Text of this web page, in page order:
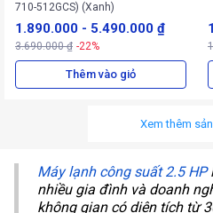
710-512GCS) (Xanh)
1.890.000 - 5.490.000 ₫
3.690.000 ₫ -22%
Thêm vào giỏ
Xem thêm
Máy lạnh công suất 2.5 HP
nhiều gia đình và doanh
không gian có diện tích từ